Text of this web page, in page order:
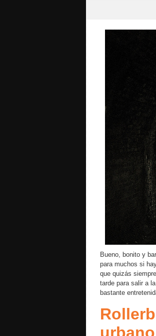
Bueno, bonito y
para muchos si
que quizás
tarde para salir a
bastante